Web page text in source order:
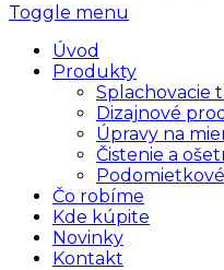
Toggle menu
Úvod
Produkty
Splachovacie
Dizajnové
Úpravy na
Čistenie a
Čo robíme
Kde kúpite
Novinky
Kontakt